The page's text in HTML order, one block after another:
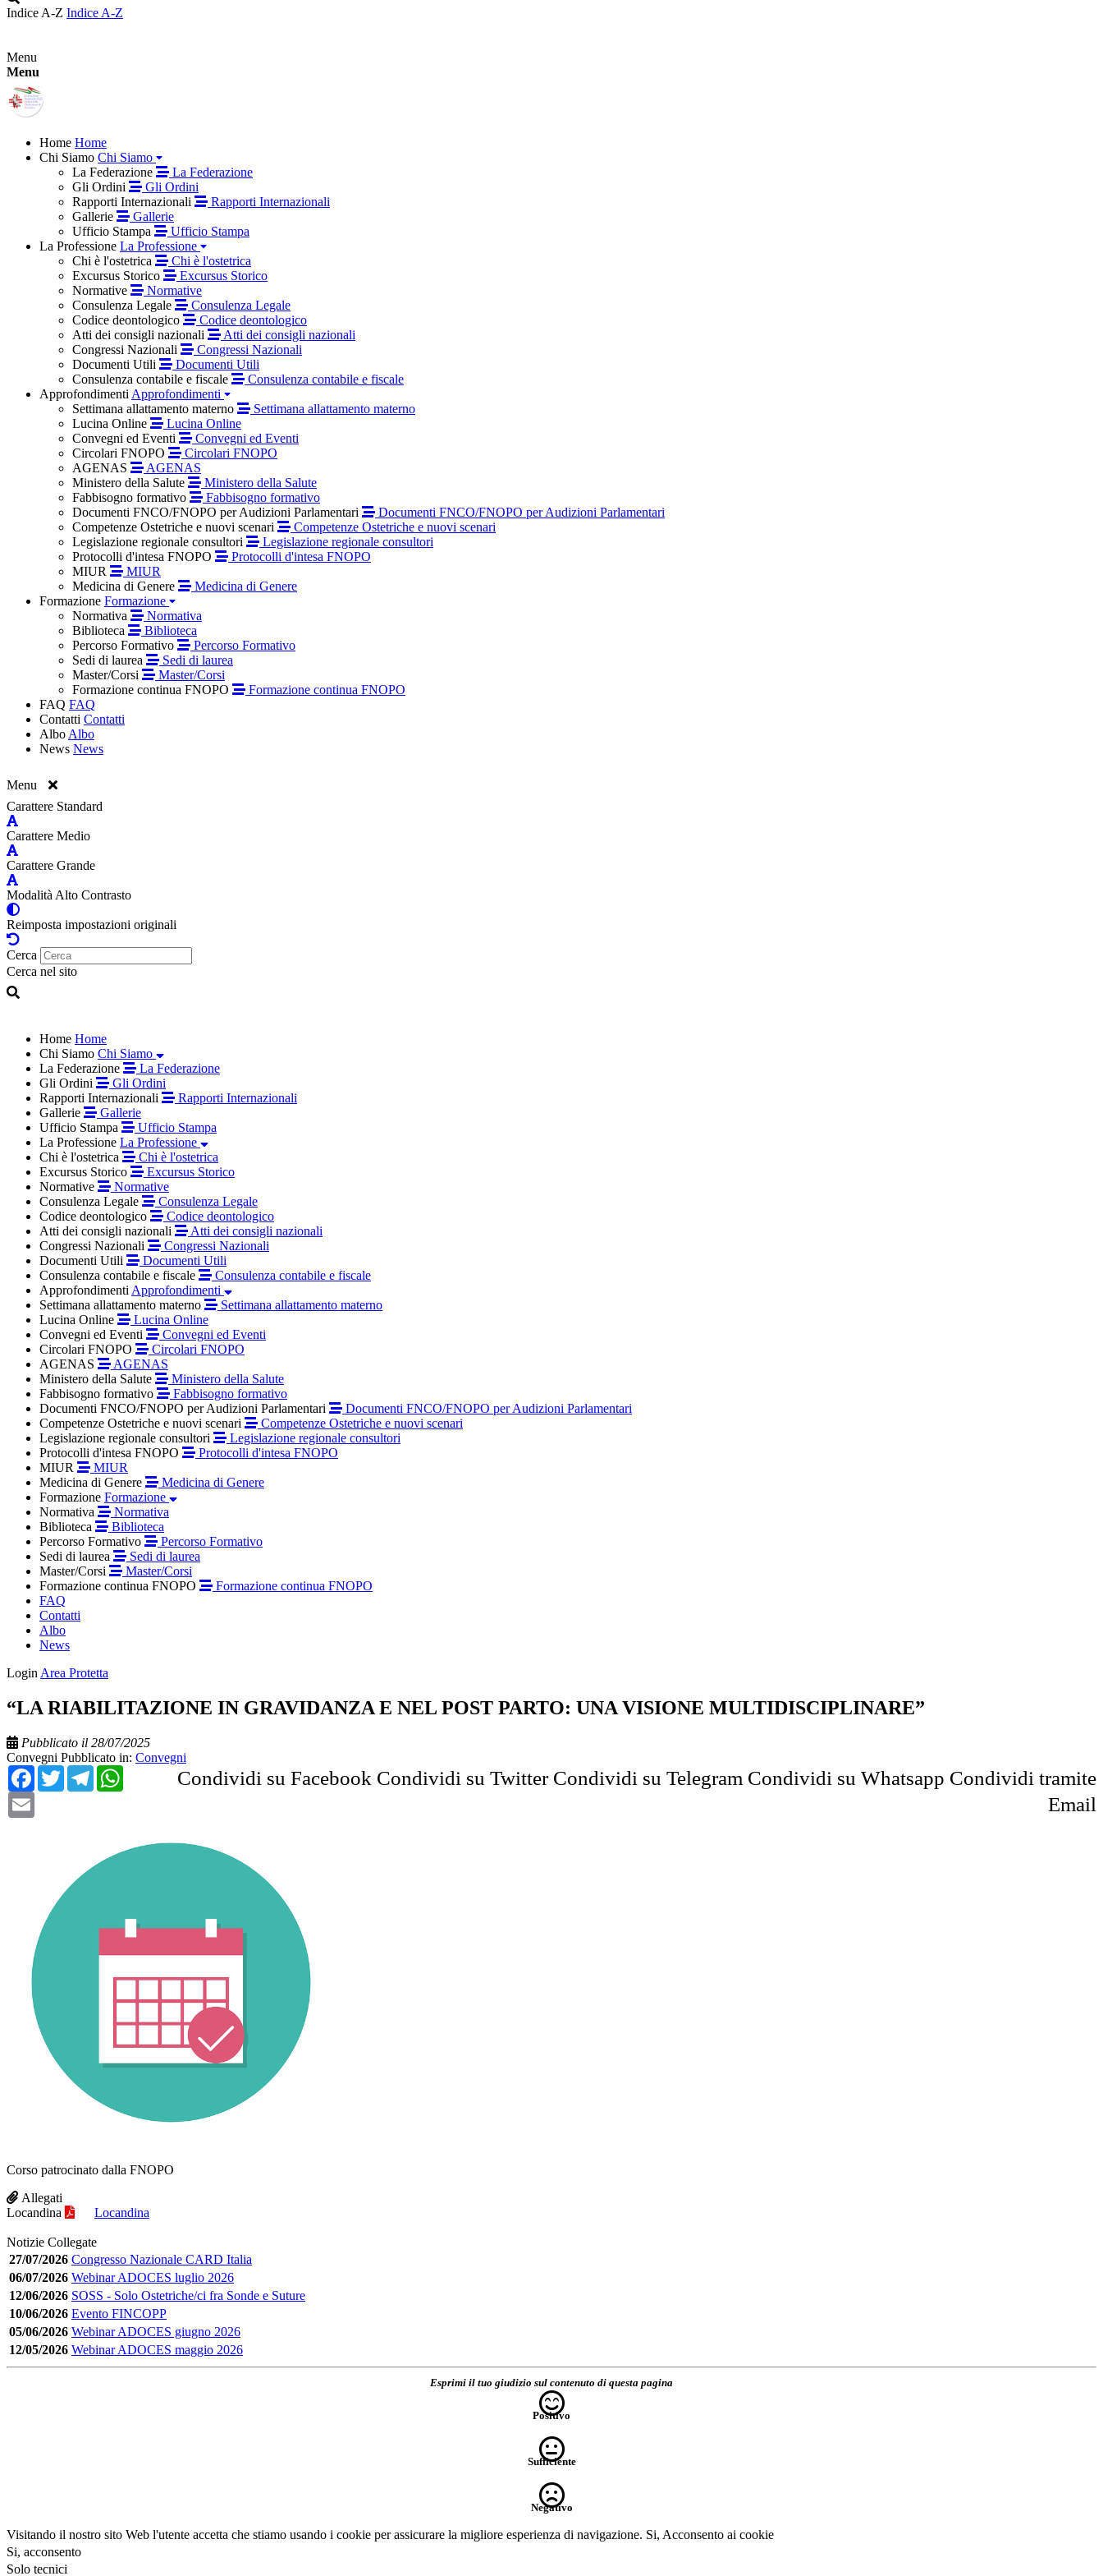
Indice A-Z Indice A-Z
Menu
Menu
Home Home
Chi Siamo Chi Siamo
La Federazione
La Federazione
Gli Ordini
Gli Ordini
Rapporti Internazionali
Rapporti Internazionali
Gallerie
Gallerie
Ufficio Stampa
Ufficio Stampa
La Professione La Professione
Chi è l'ostetrica
Chi è l'ostetrica
Excursus Storico
Excursus Storico
Normative
Normative
Consulenza Legale
Consulenza Legale
Codice deontologico
Codice deontologico
Atti dei consigli nazionali
Atti dei consigli nazionali
Congressi Nazionali
Congressi Nazionali
Documenti Utili
Documenti Utili
Consulenza contabile e fiscale
Consulenza contabile e fiscale
Approfondimenti Approfondimenti
Settimana allattamento materno
Settimana allattamento materno
Lucina Online
Lucina Online
Convegni ed Eventi
Convegni ed Eventi
Circolari FNOPO
Circolari FNOPO
AGENAS
AGENAS
Ministero della Salute
Ministero della Salute
Fabbisogno formativo
Fabbisogno formativo
Documenti FNCO/FNOPO per Audizioni Parlamentari
Documenti FNCO/FNOPO per Audizioni Parlamentari
Competenze Ostetriche e nuovi scenari
Competenze Ostetriche e nuovi scenari
Legislazione regionale consultori
Legislazione regionale consultori
Protocolli d'intesa FNOPO
Protocolli d'intesa FNOPO
MIUR
MIUR
Medicina di Genere
Medicina di Genere
Formazione Formazione
Normativa
Normativa
Biblioteca
Biblioteca
Percorso Formativo
Percorso Formativo
Sedi di laurea
Sedi di laurea
Master/Corsi
Master/Corsi
Formazione continua FNOPO
Formazione continua FNOPO
FAQ FAQ
Contatti Contatti
Albo Albo
News News
Menu
Carattere Standard
Carattere Medio
Carattere Grande
Modalità Alto Contrasto
Reimposta impostazioni originali
Cerca
Cerca nel sito
Home Home
Chi Siamo Chi Siamo
La Federazione
La Federazione
Gli Ordini
Gli Ordini
Rapporti Internazionali
Rapporti Internazionali
Gallerie
Gallerie
Ufficio Stampa
Ufficio Stampa
La Professione La Professione
Chi è l'ostetrica
Chi è l'ostetrica
Excursus Storico
Excursus Storico
Normative
Normative
Consulenza Legale
Consulenza Legale
Codice deontologico
Codice deontologico
Atti dei consigli nazionali
Atti dei consigli nazionali
Congressi Nazionali
Congressi Nazionali
Documenti Utili
Documenti Utili
Consulenza contabile e fiscale
Consulenza contabile e fiscale
Approfondimenti Approfondimenti
Settimana allattamento materno
Settimana allattamento materno
Lucina Online
Lucina Online
Convegni ed Eventi
Convegni ed Eventi
Circolari FNOPO
Circolari FNOPO
AGENAS
AGENAS
Ministero della Salute
Ministero della Salute
Fabbisogno formativo
Fabbisogno formativo
Documenti FNCO/FNOPO per Audizioni Parlamentari
Documenti FNCO/FNOPO per Audizioni Parlamentari
Competenze Ostetriche e nuovi scenari
Competenze Ostetriche e nuovi scenari
Legislazione regionale consultori
Legislazione regionale consultori
Protocolli d'intesa FNOPO
Protocolli d'intesa FNOPO
MIUR
MIUR
Medicina di Genere
Medicina di Genere
Formazione Formazione
Normativa
Normativa
Biblioteca
Biblioteca
Percorso Formativo
Percorso Formativo
Sedi di laurea
Sedi di laurea
Master/Corsi
Master/Corsi
Formazione continua FNOPO
Formazione continua FNOPO
FAQ
Contatti
Albo
News
Login Area Protetta
“LA RIABILITAZIONE IN GRAVIDANZA E NEL POST PARTO: UNA VISIONE MULTIDISCIPLINARE”
Pubblicato il 28/07/2025
Convegni Pubblicato in: Convegni
Condividi su Facebook
Facebook Condividi su Twitter
Twitter Condividi su Telegram
Telegram Condividi su Whatsapp
WhatsApp
Condividi tramite
Email
Email
Corso patrocinato dalla FNOPO
Allegati
Locandina
Locandina
Notizie Collegate
27/07/2026 Congresso Nazionale CARD Italia
06/07/2026 Webinar ADOCES luglio 2026
12/06/2026 SOSS - Solo Ostetriche/ci fra Sonde e Suture
10/06/2026 Evento FINCOPP
05/06/2026 Webinar ADOCES giugno 2026
12/05/2026 Webinar ADOCES maggio 2026
Esprimi il tuo giudizio sul contenuto di questa pagina
Positivo
Sufficiente
Negativo
Visitando il nostro sito Web l'utente accetta che stiamo usando i cookie per assicurare la migliore esperienza di navigazione. Si, Acconsento ai cookie
Si, acconsento
Solo tecnici